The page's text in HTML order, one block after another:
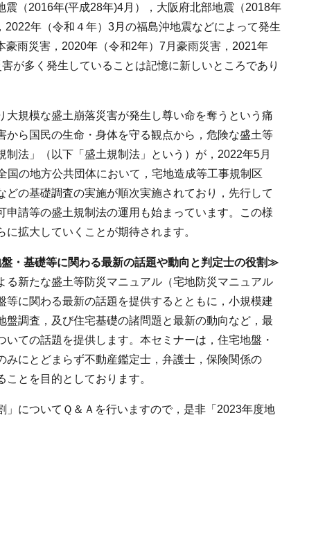
（2016年(平成28年)4月），大阪府北部地震（2018年
年（令和４年）3月の福島沖地震などによって発生
雨災害，2020年（令和2年）7月豪雨災害，2021年
が多く発生していることは記憶に新しいところであり
規模な盛土崩落災害が発生し尊い命を奪うという痛
ら国民の生命・身体を守る観点から，危険な盛土等
法」（以下「盛土規制法」という）が，2022年5月
の地方公共団体において，宅地造成等工事規制区
の基礎調査の実施が順次実施されており，先行して
請等の盛土規制法の運用も始まっています。この様
拡大していくことが期待されます。
・基礎等に関わる最新の話題や動向と判定士の役割≫
新たな盛土等防災マニュアル（宅地防災マニュアル
に関わる最新の話題を提供するとともに，小規模建
調査，及び住宅基礎の諸問題と最新の動向など，最
ての話題を提供します。本セミナーは，住宅地盤・
にとどまらず不動産鑑定士，弁護士，保険関係の
とを目的としております。
についてＱ＆Ａを行いますので，是非「2023年度地